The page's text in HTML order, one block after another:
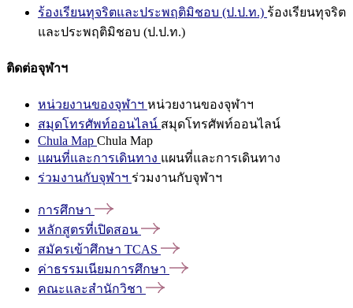
ร้องเรียนทุจริตและประพฤติมิชอบ (ป.ป.ท.) ร้องเรียนทุจริต
และประพฤติมิชอบ (ป.ป.ท.)
ติดต่อจุฬาฯ
หน่วยงานของจุฬาฯ หน่วยงานของจุฬาฯ
สมุดโทรศัพท์ออนไลน์ สมุดโทรศัพท์ออนไลน์
Chula Map Chula Map
แผนที่และการเดินทาง แผนที่และการเดินทาง
ร่วมงานกับจุฬาฯ ร่วมงานกับจุฬาฯ
การศึกษา
หลักสูตรที่เปิดสอน
สมัครเข้าศึกษา TCAS
ค่าธรรมเนียมการศึกษา
คณะและสำนักวิชา